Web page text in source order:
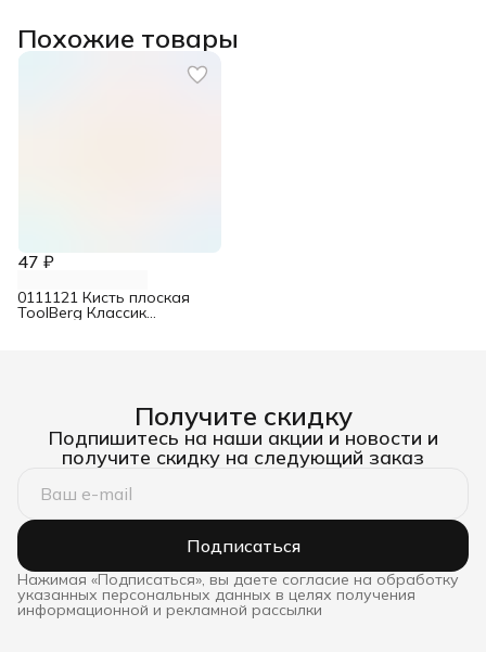
Похожие товары
47 ₽
0111121 Кисть плоская
ToolBerg Классик
Получите скидку
Подпишитесь на наши акции и новости и
получите скидку на следующий заказ
Подписаться
Нажимая «Подписаться», вы даете согласие на обработку
указанных персональных данных в целях получения
информационной и рекламной рассылки